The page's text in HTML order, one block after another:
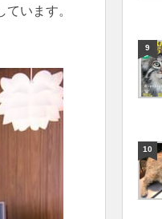
います。
9
10